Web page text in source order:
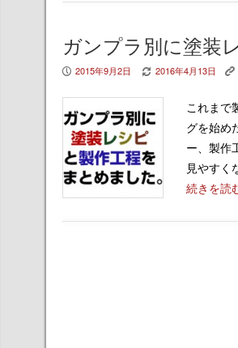
ガンプラ別に塗装
P 2015年9月2日 V 2016年4月13日 K
これまで
グを始め
ー、製作
見やすく
続きを読